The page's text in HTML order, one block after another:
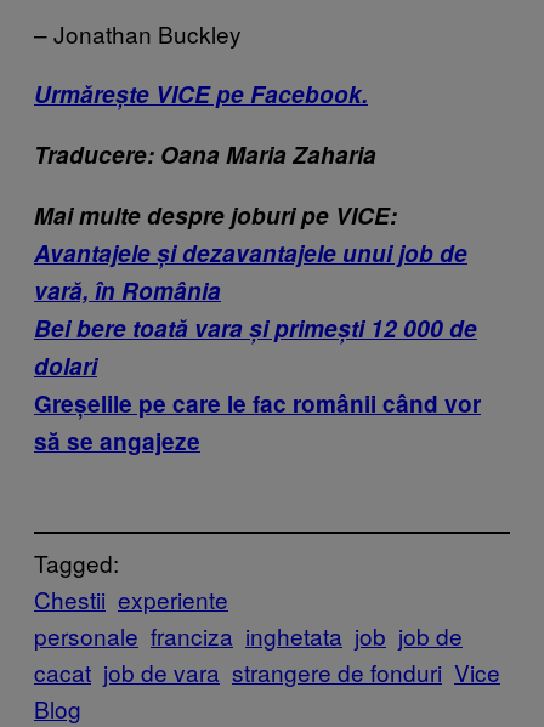
– Jonathan Buckley
Urmărește VICE pe Facebook.
Traducere: Oana Maria Zaharia
Mai multe despre joburi pe VICE:
Avantajele și dezavantajele unui job de
vară, în România
Bei bere toată vara și primești 12 000 de
dolari
Greșelile pe care le fac românii când vor
să se angajeze
Tagged:
Chestii experiente
personale franciza inghetata job job de
cacat job de vara strangere de fonduri Vice
Blog